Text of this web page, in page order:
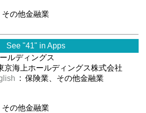
の他金融業
See "41" in Apps
ルディングス
京海上ホールディングス株式会社
: 保険業、その他金融業
の他金融業